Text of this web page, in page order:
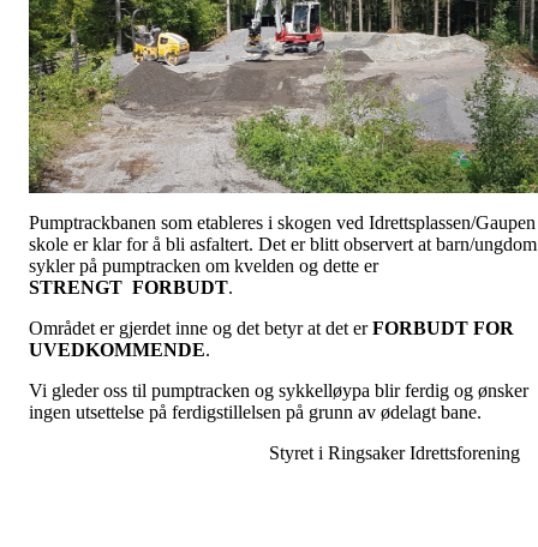
Pumptrackbanen som etableres i skogen ved Idrettsplassen/Gaupen
skole er klar for å bli asfaltert. Det er blitt observert at barn/ungdom
sykler på pumptracken om kvelden og dette er
STRENGT FORBUDT.
Området er gjerdet inne og det betyr at det erFORBUDT FOR
UVEDKOMMENDE.
Vi gleder oss til pumptracken og sykkelløypa blir ferdig og ønsker
ingen utsettelse på ferdigstillelsen på grunn av ødelagt bane.
Styret i Ringsaker Idrettsforening